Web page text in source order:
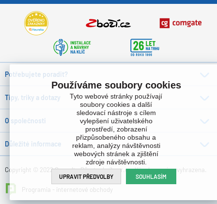
Potřebujete poradit?
Tipy, triky a dotazy
O společnosti
Důležité informace
Copyright © 2022 Consulta Bürotechnik s.r.o. , Všechna práva vyhrazena.
Programia - internetové obchody
Používáme soubory cookies
Tyto webové stránky používají
soubory cookies a další
sledovací nástroje s cílem
vylepšení uživatelského
prostředí, zobrazení
přizpůsobeného obsahu a
reklam, analýzy návštěvnosti
webových stránek a zjištění
zdroje návštěvnosti.
UPRAVIT PŘEDVOLBY SOUHLASÍM